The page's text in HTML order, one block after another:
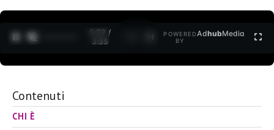
0:30 /
3:35
POWERED
BY
AdhubMedia
Contenuti
CHI È